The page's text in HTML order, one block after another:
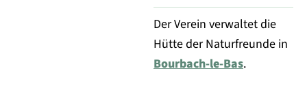
Der Verein verwaltet die
Hütte der Naturfreunde in
Bourbach-le-Bas.